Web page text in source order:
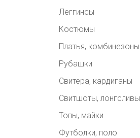
Леггинсы
Костюмы
Платья, комбинезоны
Рубашки
Свитера, кардиганы
Свитшоты, лонгсливы
Топы, майки
Футболки, поло